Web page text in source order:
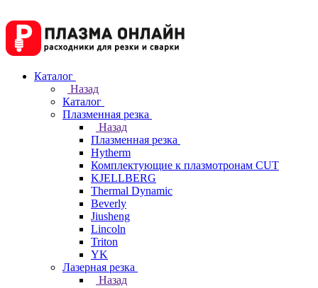
Каталог
Назад
Каталог
Плазменная резка
Назад
Плазменная резка
Hytherm
Комплектующие к плазмотронам CUT
KJELLBERG
Thermal Dynamic
Beverly
Jiusheng
Lincoln
Triton
YK
Лазерная резка
Назад